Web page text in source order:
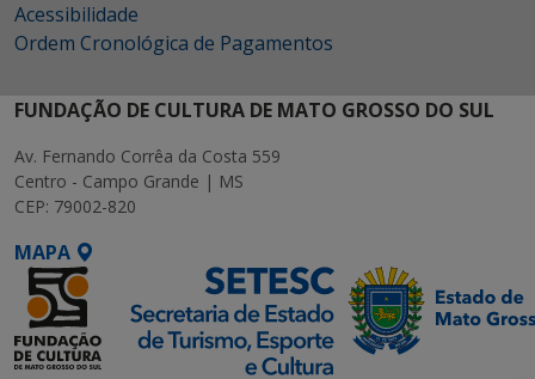
Acessibilidade
Ordem Cronológica de Pagamentos
FUNDAÇÃO DE CULTURA DE MATO GROSSO DO SUL
Av. Fernando Corrêa da Costa 559
Centro - Campo Grande | MS
CEP: 79002-820
MAPA